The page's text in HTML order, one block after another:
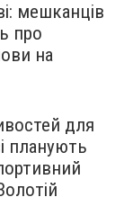
мешканців
про
на
для
планують